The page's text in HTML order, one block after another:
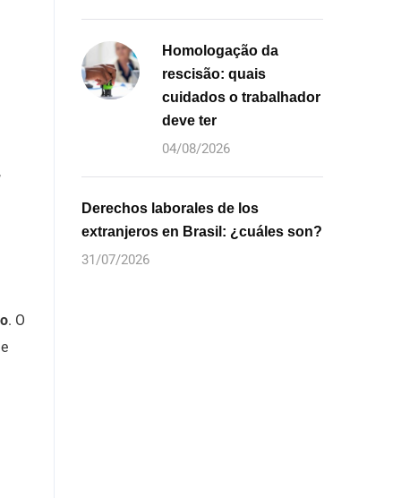
. O
Homologação da
rescisão: quais
cuidados o trabalhador
deve ter
04/08/2026
Derechos laborales de los
extranjeros en Brasil: ¿cuáles son?
31/07/2026